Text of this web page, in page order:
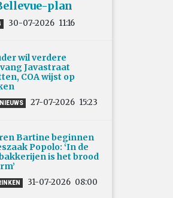
plan
30-07-2026 11:16
wil verdere
Javastraat
COA wijst op
NIEUWS 27-07-2026 15:23
Bartine beginnen
Popolo: ‘In de
is het brood
31-07-2026 08:00